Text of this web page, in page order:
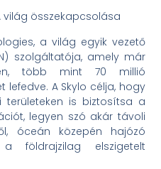
világ összekapcsolása
a világ egyik vezető
szolgáltatója, amely már
több mint 70 millió
lefedve. A Skylo célja, hogy
területeken is biztosítsa a
legyen szó akár távoli
óceán közepén hajózó
földrajzilag elszigetelt